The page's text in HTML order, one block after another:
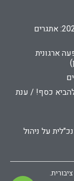
ניהול כוח אדם בארגונים חברתיים בשנת 2025: אתגרים
ארגונית
כסף! / ענת
על ניהול